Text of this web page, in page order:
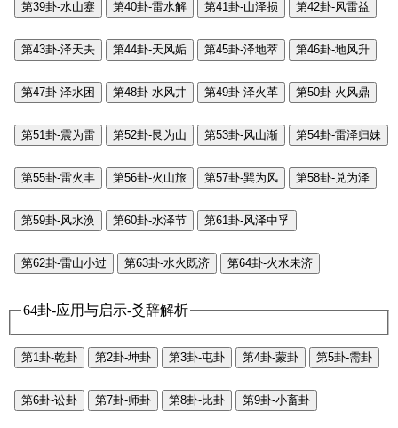
第39卦-水山蹇 第40卦-雷水解 第41卦-山泽损 第42卦-风雷益
第43卦-泽天夬 第44卦-天风姤 第45卦-泽地萃 第46卦-地风升
第47卦-泽水困 第48卦-水风井 第49卦-泽火革 第50卦-火风鼎
第51卦-震为雷 第52卦-艮为山 第53卦-风山渐 第54卦-雷泽归妹
第55卦-雷火丰 第56卦-火山旅 第57卦-巽为风 第58卦-兑为泽
第59卦-风水涣 第60卦-水泽节 第61卦-风泽中孚
第62卦-雷山小过 第63卦-水火既济 第64卦-火水未济
64卦-应用与启示-爻辞解析
第1卦-乾卦 第2卦-坤卦 第3卦-屯卦 第4卦-蒙卦 第5卦-需卦
第6卦-讼卦 第7卦-师卦 第8卦-比卦 第9卦-小畜卦